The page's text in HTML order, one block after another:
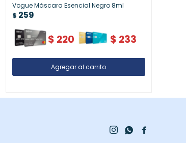
Vogue Máscara Esencial Negro 8ml
$ 259
$ 220 $ 233

 